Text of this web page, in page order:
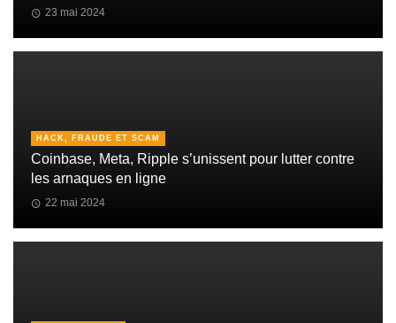
23 mai 2024
HACK, FRAUDE ET SCAM
Coinbase, Meta, Ripple s’unissent pour lutter contre
les arnaques en ligne
22 mai 2024